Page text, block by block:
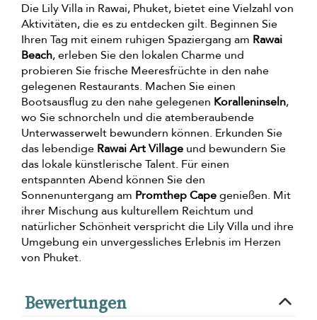
Die Lily Villa in Rawai, Phuket, bietet eine Vielzahl von
Aktivitäten, die es zu entdecken gilt. Beginnen Sie
Ihren Tag mit einem ruhigen Spaziergang am Rawai
Beach, erleben Sie den lokalen Charme und
probieren Sie frische Meeresfrüchte in den nahe
gelegenen Restaurants. Machen Sie einen
Bootsausflug zu den nahe gelegenen Koralleninseln,
wo Sie schnorcheln und die atemberaubende
Unterwasserwelt bewundern können. Erkunden Sie
das lebendige Rawai Art Village und bewundern Sie
das lokale künstlerische Talent. Für einen
entspannten Abend können Sie den
Sonnenuntergang am Promthep Capegenießen. Mit
ihrer Mischung aus kulturellem Reichtum und
natürlicher Schönheit verspricht die Lily Villa und ihre
Umgebung ein unvergessliches Erlebnis im Herzen
von Phuket.
Bewertungen